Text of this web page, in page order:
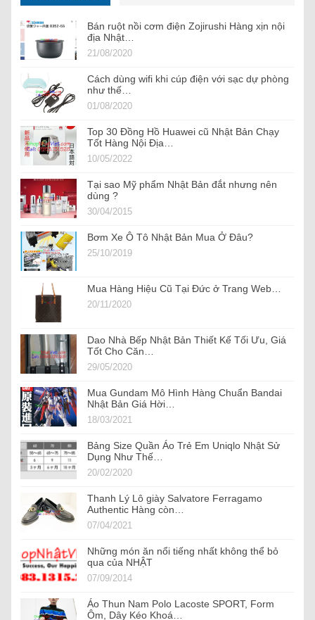
Bán ruột nồi cơm điện Zojirushi Hàng xịn nội
địa Nhật…
21/08/2020
Cách dùng wifi khi cúp điện với sạc dự phòng
như thế…
01/08/2020
Top 30 Đồng Hồ Huawei cũ Nhật Bản Chạy
Tốt Hàng Nội Địa…
10/05/2022
Tại sao Mỹ phẩm Nhật Bản đắt nhưng nên
dùng ?
30/04/2015
Bơm Xe Ô Tô Nhật Bản Mua Ở Đâu?
25/10/2019
Mua Hàng Hiệu Cũ Tại Đức ở Trang Web…
20/11/2020
Dao Nhà Bếp Nhật Bản Thiết Kế Tối Ưu, Giá
Tốt Cho Căn…
29/05/2020
Mua Gundam Mô Hình Hàng Chuẩn Bandai
Nhật Bản Giá Hời…
18/03/2021
Bảng Size Quần Áo Trẻ Em Uniqlo Nhật Sử
Dụng Như Thế…
20/02/2020
Thanh Lý Lô giày Salvatore Ferragamo
Authentic Hàng còn…
07/04/2021
Những món ăn nổi tiếng nhất không thể bỏ
qua của NHẬT
07/09/2014
Áo Thun Nam Polo Lacoste SPORT, Form
Ôm, Dây Kéo Khoá…